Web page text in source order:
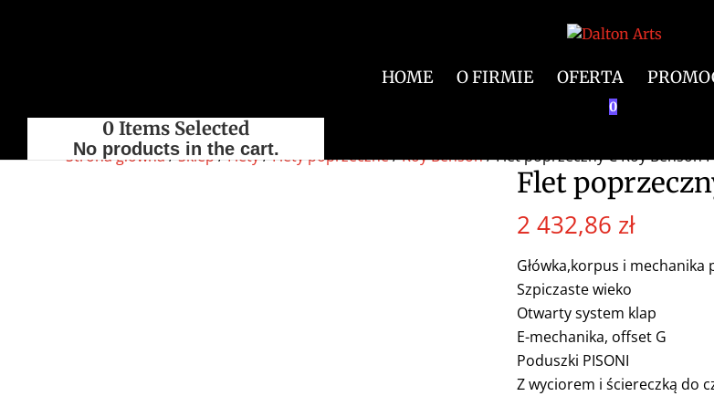
HOME O FIRMIE OFERTA
0
0 Items Selected
No products in the cart.
Strona główna/Sklep/Flety/Flety poprzeczne/Roy Benson/ Flet poprzeczny C Roy Benson
Flet
2 432,86 zł
Główka,korpus i
Szpiczaste wieko
Otwarty system klap
E-mechanika, offset G
Poduszki PISONI
Z wyciorem i ściereczką do